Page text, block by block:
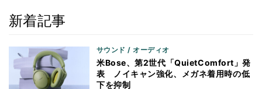
新着記事
サウンド / オーディオ
米Bose、第2世代「QuietComfort」発
表 ノイキャン強化、メガネ着用時の低
下を抑制